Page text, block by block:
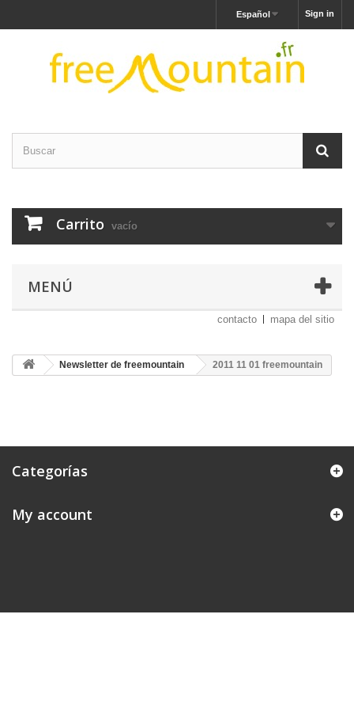
Sign in
Español
Carrito vacío
MENÚ
contacto mapa del sitio
Newsletter de freemountain 2011 11 01 freemountain
Categorías
My account